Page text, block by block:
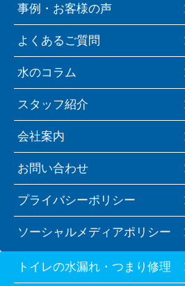
事例・お客様の声
よくあるご質問
水のコラム
スタッフ紹介
会社案内
お問い合わせ
プライバシーポリシー
ソーシャルメディアポリシー
トイレの水漏れ・つまり修理